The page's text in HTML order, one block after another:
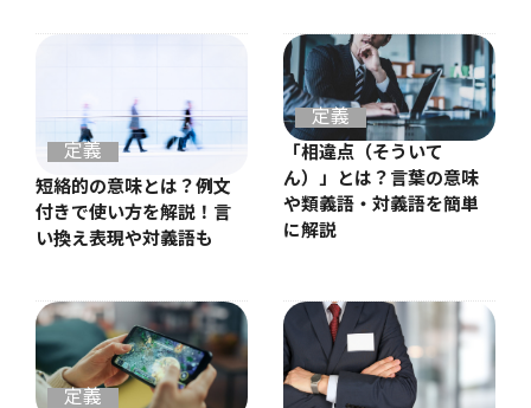
定義
短絡的の意味とは？例文
付きで使い方を解説！言
い換え表現や対義語も
定義
「相違点（そういて
ん）」とは？言葉の意味
や類義語・対義語を簡単
に解説
定義